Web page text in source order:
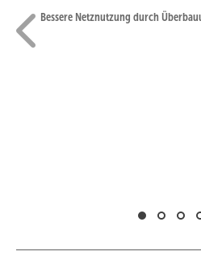
Bessere Netznutzung durch